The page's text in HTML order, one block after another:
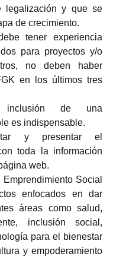
legalización y que se
de crecimiento.
tener experiencia
para proyectos y/o
no deben haber
en los últimos tres
inclusión de una
es indispensable.
y presentar el
toda la información
web.
Social
enfocados en dar
áreas como salud,
inclusión social,
para el bienestar
y empoderamiento